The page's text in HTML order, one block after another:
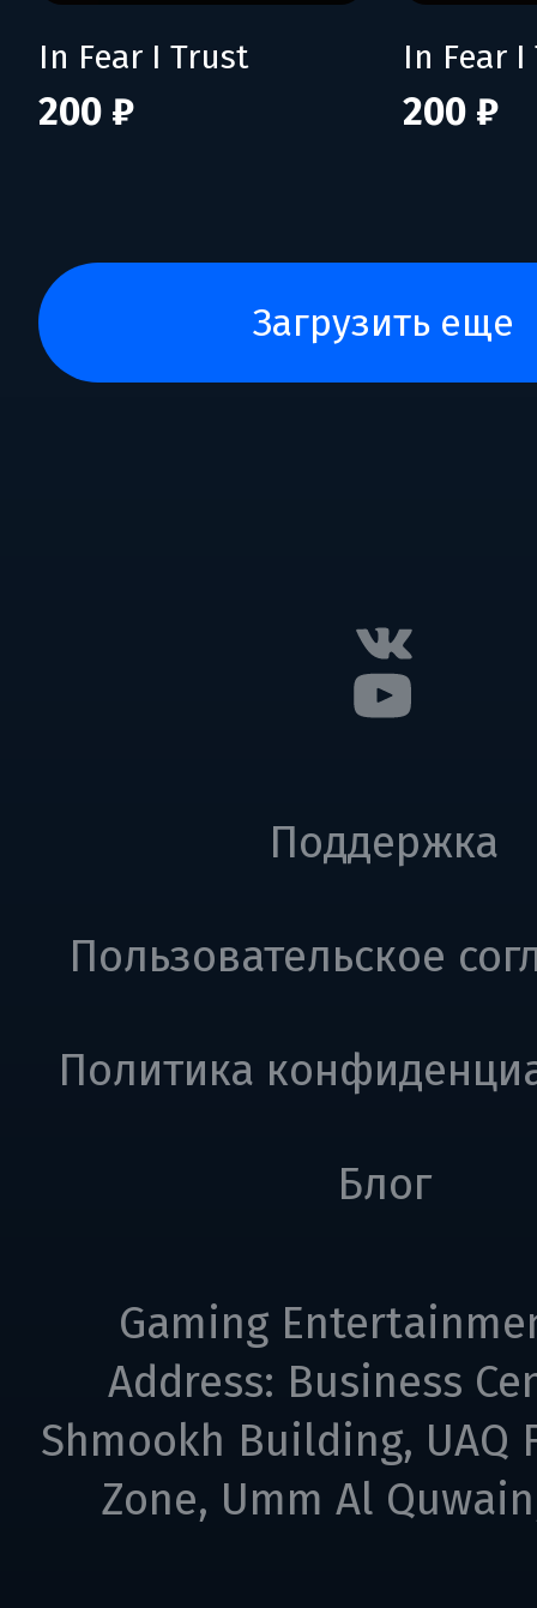
In Fear I Trust
200 ₽ 200 ₽
загрузить еще
Поддержка
Пользовательское
Политика
Блог
Gaming
Address: Business
Shmookh Building, UAQ
Zone, Umm Al